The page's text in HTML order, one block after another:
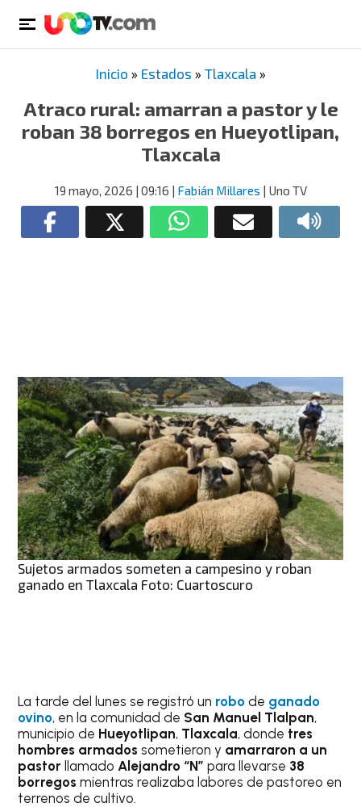
Inicio » Estados » Tlaxcala »
Atraco rural: amarran a pastor y le
roban 38 borregos en Hueyotlipan,
Tlaxcala
19 mayo, 2026 | 09:16 | Fabián Millares | Uno TV
Sujetos armados someten a campesino y roban
ganado en Tlaxcala Foto: Cuartoscuro
La tarde del lunes se registró un robo de ganado
ovino, en la comunidad de San Manuel Tlalpan,
municipio de Hueyotlipan, Tlaxcala, donde tres
hombres armados sometieron y amarraron a un
pastor llamado Alejandro “N” para llevarse 38
borregos mientras realizaba labores de pastoreo en
terrenos de cultivo.